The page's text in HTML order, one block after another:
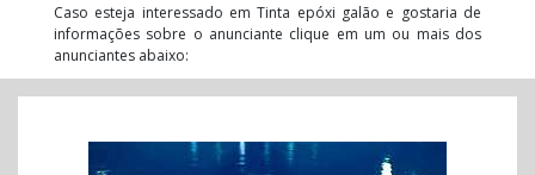
Caso esteja interessado em Tinta epóxi galão e gostaria de
informações sobre o anunciante clique em um ou mais dos
anunciantes abaixo: